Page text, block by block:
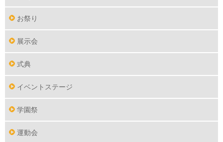
お祭り
展示会
式典
イベントステージ
学園祭
運動会